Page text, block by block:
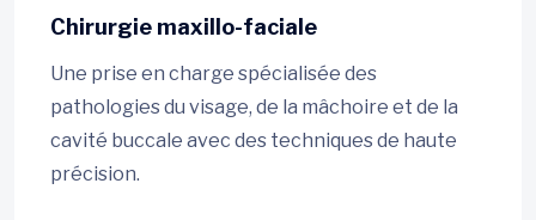
Chirurgie maxillo-faciale
Une prise en charge spécialisée des
pathologies du visage, de la mâchoire et de la
cavité buccale avec des techniques de haute
précision.